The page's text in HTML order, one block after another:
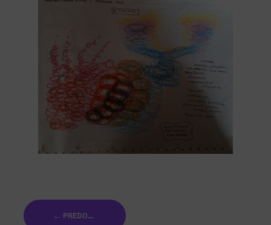
← PREDOŠLÝ